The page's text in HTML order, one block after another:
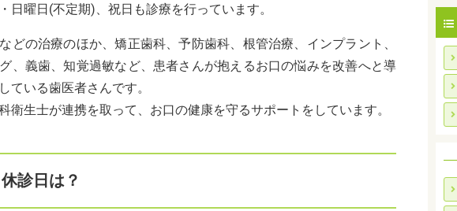
日曜日(不定期)、祝日も診療を行っています。
どの治療のほか、矯正歯科、予防歯科、根管治療、インプラント、
、義歯、知覚過敏など、患者さんが抱えるお口の悩みを改善へと導
ている歯医者さんです。
衛生士が連携を取って、お口の健康を守るサポートをしています。
診日は？